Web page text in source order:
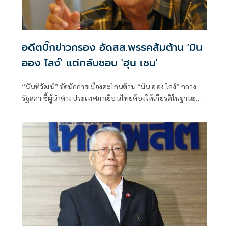
อดีตบิ๊กข่าวกรอง อัดสส.พรรคส้มต้าน 'มิน
ออง ไลง์' แต่กลับชอบ 'ฮุน เซน'
“นันทิวัฒน์” ซัดนักการเมืองตะโกนต้าน “มิน ออง ไลง์” กลาง
รัฐสภา ชี้ผู้นำต่างประเทศมาเยือนไทยต้องให้เกียรติในฐานะ
เมียนมาตามตะวันตก แต่กลับเสนอเปิดด่านเป็นเพื่อนบ้านที่ดี
กับ “ฮุน เซน”